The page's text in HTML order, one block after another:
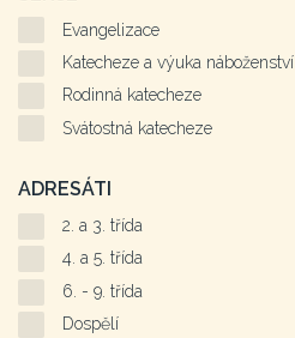
Evangelizace
Katecheze a výuka náboženství
Rodinná katecheze
Svátostná katecheze
ADRESÁTI
2. a 3. třída
4. a 5. třída
6. - 9. třída
Dospělí